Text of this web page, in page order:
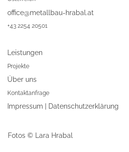
office@metallbau-hrabal.at
+43 2254 20501
Leistungen
Projekte
Über uns
Kontaktanfrage
Impressum Datenschutzerklärung
Fotos © Lara Hrabal